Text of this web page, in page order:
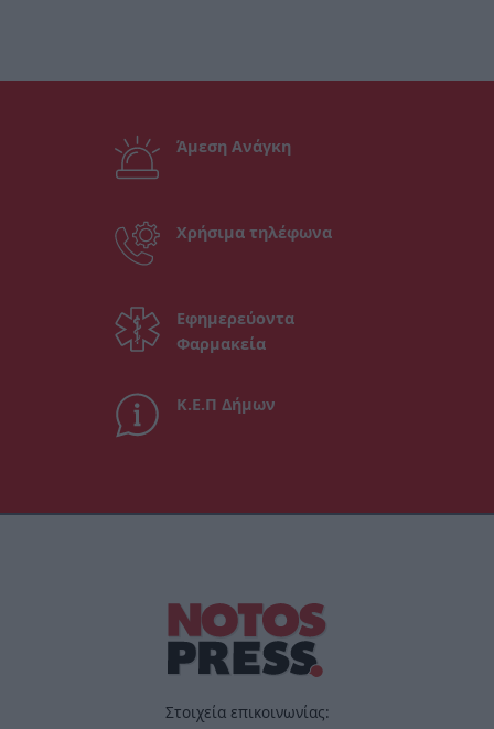
Άμεση Ανάγκη
Χρήσιμα τηλέφωνα
Εφημερεύοντα
Φαρμακεία
Κ.Ε.Π Δήμων
Στοιχεία επικοινωνίας: